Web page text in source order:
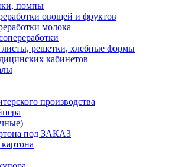
помпы
овощей и фруктов
молока
решетки, хлебные формы
кабинетов
производства
под ЗАКАЗ